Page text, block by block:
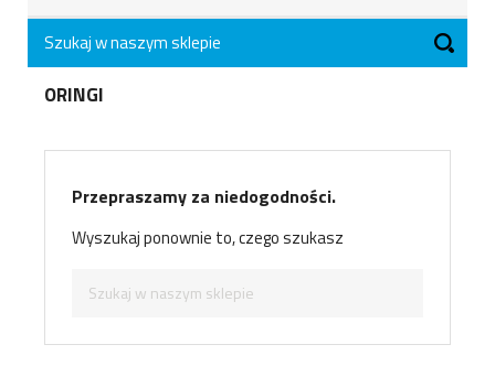
ORINGI
Przepraszamy za niedogodności.
Wyszukaj ponownie to, czego szukasz